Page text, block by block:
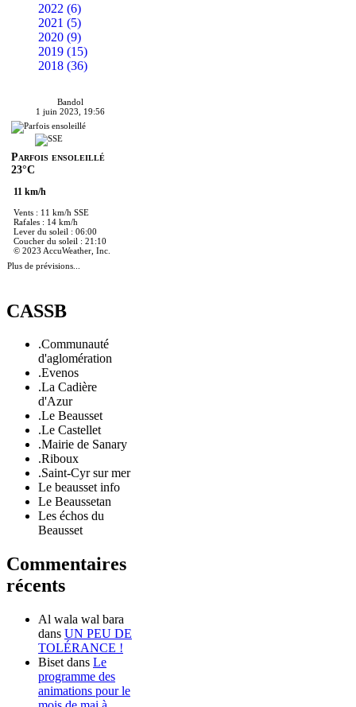
2022 (6)
2021 (5)
2020 (9)
2019 (15)
2018 (36)
Bandol
1 juin 2023, 19:56
Parfois ensoleillé
23°C
11 km/h
Vents : 11 km/h SSE
Rafales : 14 km/h
Lever du soleil : 06:00
Coucher du soleil : 21:10
© 2023 AccuWeather, Inc.
Plus de prévisions...
CASSB
.Communauté
d'aglomération
.Evenos
.La Cadière
d'Azur
.Le Beausset
.Le Castellet
.Mairie de Sanary
.Riboux
.Saint-Cyr sur mer
Le beausset info
Le Beaussetan
Les échos du
Beausset
Commentaires
récents
Al wala wal bara
dans UN PEU DE
TOLÉRANCE !
Biset dans Le
programme des
animations pour le